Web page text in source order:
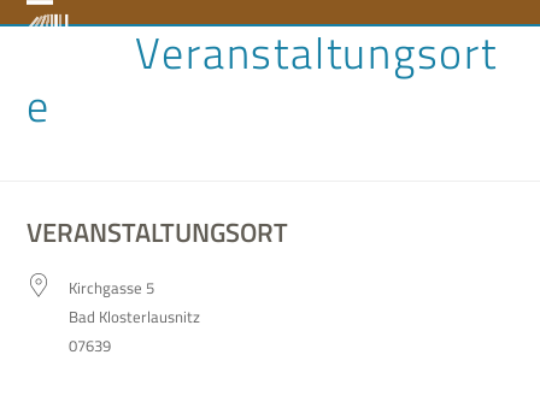
to Open
menu
Close
menu
Veranstaltungsort
e
VERANSTALTUNGSORT
Kirch­gasse 5
Bad Klo­ster­laus­nitz
07639